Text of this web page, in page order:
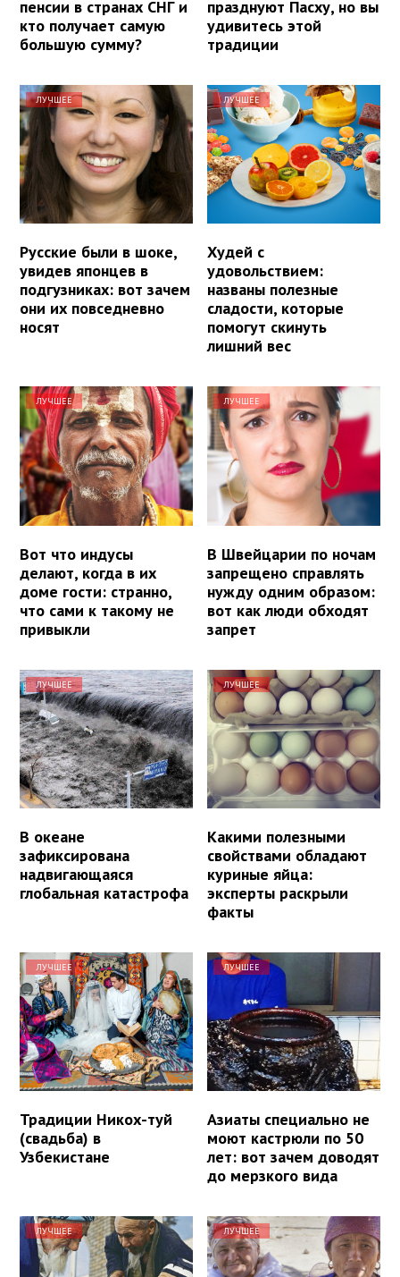
пенсии в странах СНГ и
кто получает самую
большую сумму?
празднуют Пасху, но вы
удивитесь этой
традиции
ЛУЧШЕЕ
Русские были в шоке,
увидев японцев в
подгузниках: вот зачем
они их повседневно
носят
ЛУЧШЕЕ
Худей с
удовольствием:
названы полезные
сладости, которые
помогут скинуть
лишний вес
ЛУЧШЕЕ
Вот что индусы
делают, когда в их
доме гости: странно,
что сами к такому не
привыкли
ЛУЧШЕЕ
В Швейцарии по ночам
запрещено справлять
нужду одним образом:
вот как люди обходят
запрет
ЛУЧШЕЕ
В океане
зафиксирована
надвигающаяся
глобальная катастрофа
ЛУЧШЕЕ
Какими полезными
свойствами обладают
куриные яйца:
эксперты раскрыли
факты
ЛУЧШЕЕ
Традиции Никох-туй
(свадьба) в
Узбекистане
ЛУЧШЕЕ
Азиаты специально не
моют кастрюли по 50
лет: вот зачем доводят
до мерзкого вида
ЛУЧШЕЕ ЛУЧШЕЕ